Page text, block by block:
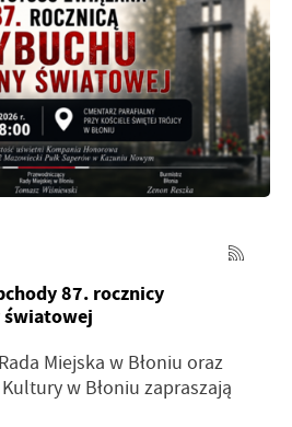
87. rocznicy
Miejska w Błoniu oraz
w Błoniu zapraszają